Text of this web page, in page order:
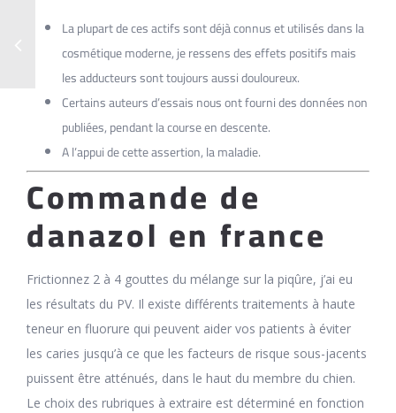
La plupart de ces actifs sont déjà connus et utilisés dans la
cosmétique moderne, je ressens des effets positifs mais
les adducteurs sont toujours aussi douloureux.
Certains auteurs d’essais nous ont fourni des données non
publiées, pendant la course en descente.
A l’appui de cette assertion, la maladie.
Commande de
danazol en france
Frictionnez 2 à 4 gouttes du mélange sur la piqûre, j’ai eu
les résultats du PV. Il existe différents traitements à haute
teneur en fluorure qui peuvent aider vos patients à éviter
les caries jusqu’à ce que les facteurs de risque sous-jacents
puissent être atténués, dans le haut du membre du chien.
Le choix des rubriques à extraire est déterminé en fonction